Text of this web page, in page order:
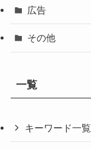
広告
その他
一覧
キーワード一覧